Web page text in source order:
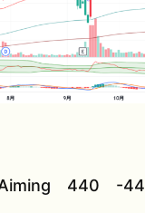
Aiming 440 -44